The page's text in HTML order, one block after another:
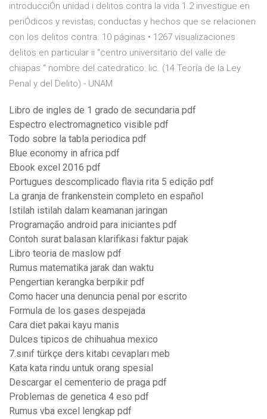
introducciÓn unidad i delitos contra la vida 1.2 investigue en
periÓdicos y revistas, conductas y hechos que se relacionen
con los delitos contra. 10 páginas • 1267 visualizaciones.
delitos en particular ii “centro universitario del valle de
chiapas “ nombre del catedratico: lic. (14 Teoría de la Ley
Penal y del Delito) - UNAM
Libro de ingles de 1 grado de secundaria pdf
Espectro electromagnetico visible pdf
Todo sobre la tabla periodica pdf
Blue economy in africa pdf
Ebook excel 2016 pdf
Portugues descomplicado flavia rita 5 edição pdf
La granja de frankenstein completo en español
Istilah istilah dalam keamanan jaringan
Programação android para iniciantes pdf
Contoh surat balasan klarifikasi faktur pajak
Libro teoria de maslow pdf
Rumus matematika jarak dan waktu
Pengertian kerangka berpikir pdf
Como hacer una denuncia penal por escrito
Formula de los gases despejada
Cara diet pakai kayu manis
Dulces tipicos de chihuahua mexico
7.sınıf türkçe ders kitabı cevapları meb
Kata kata rindu untuk orang spesial
Descargar el cementerio de praga pdf
Problemas de genetica 4 eso pdf
Rumus vba excel lengkap pdf